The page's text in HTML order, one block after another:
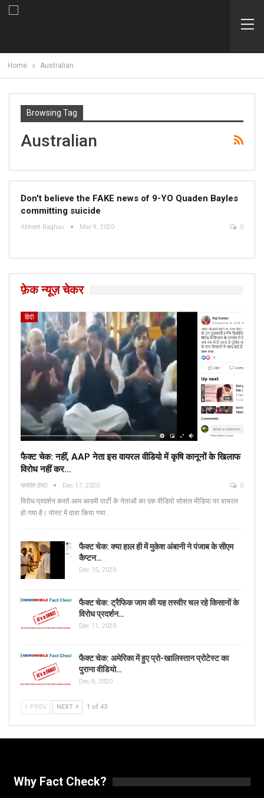
Home Australian
Browsing Tag
Australian
Don't believe the FAKE news of 9-YO Quaden Bayles
committing suicide
Abheet Raghav Mar 9, 2020 0
फ़ेक न्यूज़ चेकर
हिंदी
फैक्ट चेक: नहीं, AAP नेता इस वायरल वीडियो में कृषि कानूनों के खिलाफ
विरोध नहीं कर…
प्रशांत टम्टा Dec 17, 2020 0
विरोध प्रदर्शन करते आम आदमी पार्टी के नेताओं का एक वीडियो सोशल मीडिया पर वायरल
हो गया है। पोस्ट में दावा किया गया…
फैक्ट चेक: क्या हाल ही में मुकेश अंबानी ने पंजाब के सीएम
कैप्टन…
Dec 15, 2020
फैक्ट चेक: ट्रैफिक जाम की यह तस्वीर चल रहे किसानों के
विरोध प्रदर्शन…
Dec 11, 2020
फैक्ट चेक: अमेरिका में हुए प्रो-खालिस्तान प्रोटेस्ट का
पुराना वीडियो…
Dec 9, 2020
PREV NEXT 1 of 43
Why Fact Check?